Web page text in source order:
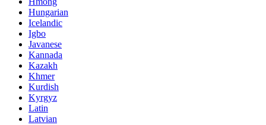
Hungarian
Icelandic
Igbo
Javanese
Kannada
Kazakh
Khmer
Kurdish
Kyrgyz
Latin
Latvian